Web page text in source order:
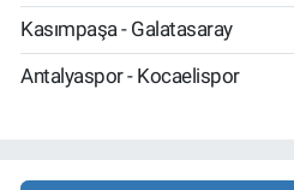
Kasımpaşa - Galatasaray
Antalyaspor - Kocaelispor